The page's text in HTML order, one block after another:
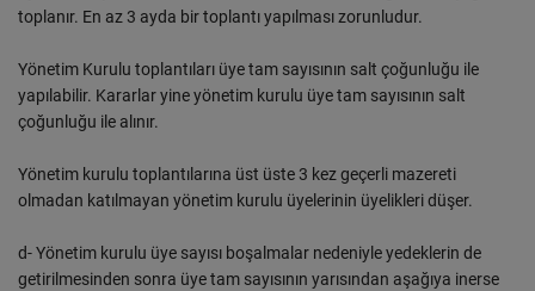
toplanır. En az 3 ayda bir toplantı yapılması zorunludur.
Yönetim Kurulu toplantıları üye tam sayısının salt çoğunluğu ile
yapılabilir. Kararlar yine yönetim kurulu üye tam sayısının salt
çoğunluğu ile alınır.
Yönetim kurulu toplantılarına üst üste 3 kez geçerli mazereti
olmadan katılmayan yönetim kurulu üyelerinin üyelikleri düşer.
d- Yönetim kurulu üye sayısı boşalmalar nedeniyle yedeklerin de
getirilmesinden sonra üye tam sayısının yarısından aşağıya inerse